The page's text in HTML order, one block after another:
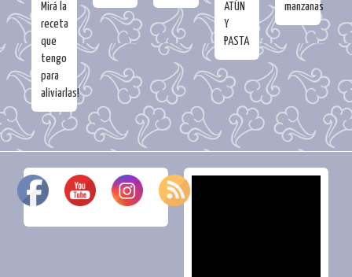
Mirá la
receta
que
tengo
para
aliviarlas!
ATÚN
Y
PASTA
manzanas